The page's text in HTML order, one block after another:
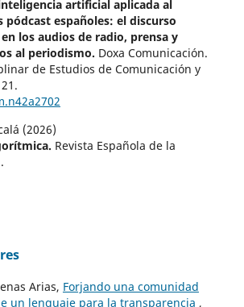
artificial aplicada al
pódcast españoles: el discurso
los audios de radio, prensa y
al periodismo. Doxa Comunicación.
de Estudios de Comunicación y
21.
(2026)
Revista Española de la
Arias, Forjando una comunidad
un lenguaje para la transparencia ,